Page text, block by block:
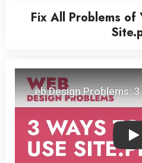
Fix All Problems of
Play